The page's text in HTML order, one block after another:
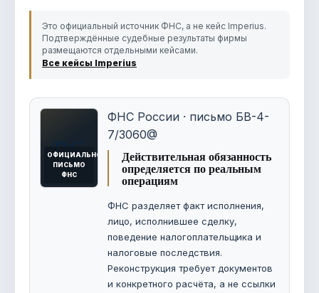
Это официальный источник ФНС, а не кейс Imperius.
Подтверждённые судебные результаты фирмы
размещаются отдельными кейсами.
Все кейсы Imperius
ВС
ОФИЦИАЛЬНОЕ
ПИСЬМО
ФНС
ФНС России · письмо БВ-4-
7/3060@
Действительная обязанность
определяется по реальным
операциям
ФНС разделяет факт исполнения,
лицо, исполнившее сделку,
поведение налогоплательщика и
налоговые последствия.
Реконструкция требует документов
и конкретного расчёта, а не ссылки